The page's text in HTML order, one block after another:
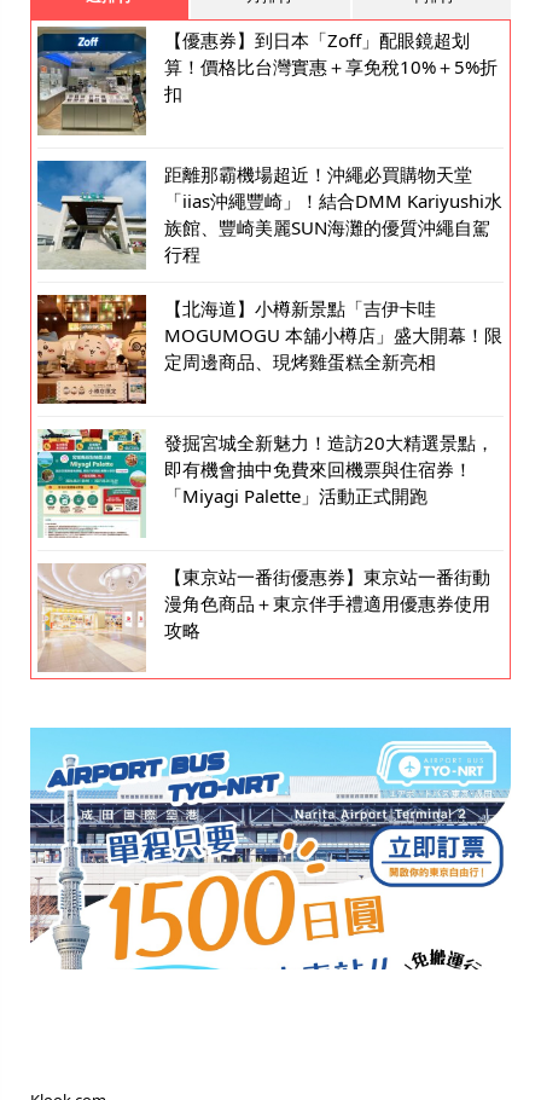
【優惠券】到日本「Zoff」配眼鏡超划
算！價格比台灣實惠＋享免稅10%＋5%折
扣
距離那霸機場超近！沖繩必買購物天堂
「iias沖繩豐崎」！結合DMM Kariyushi水
族館、豐崎美麗SUN海灘的優質沖繩自駕
行程
【北海道】小樽新景點「吉伊卡哇
MOGUMOGU 本舖小樽店」盛大開幕！限
定周邊商品、現烤雞蛋糕全新亮相
發掘宮城全新魅力！造訪20大精選景點，
即有機會抽中免費來回機票與住宿券！
「Miyagi Palette」活動正式開跑
【東京站一番街優惠券】東京站一番街動
漫角色商品＋東京伴手禮適用優惠券使用
攻略